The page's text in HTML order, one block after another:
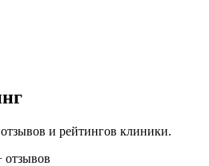
и рейтингов клиники.
отзывов